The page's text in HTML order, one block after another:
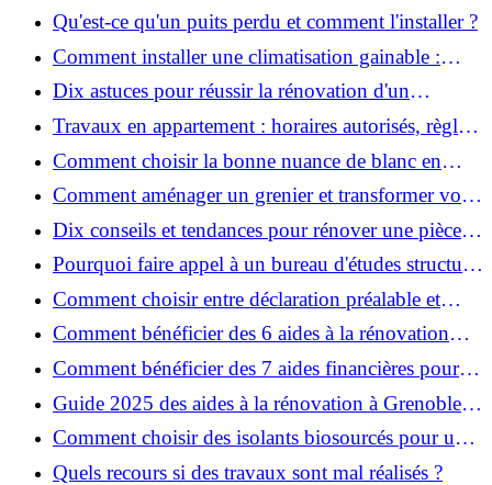
Qu'est-ce qu'un puits perdu et comment l'installer ?
Comment installer une climatisation gainable :
coût, étapes et conseils ?
Dix astuces pour réussir la rénovation d'un
appartement
Travaux en appartement : horaires autorisés, règles
et bonnes pratiques
Comment choisir la bonne nuance de blanc en
décoration et éviter les pièges ?
Comment aménager un grenier et transformer vos
combles en espace habitable ?
Dix conseils et tendances pour rénover une pièce
de la maison
Pourquoi faire appel à un bureau d'études structure
pour garantir la sécurité de vos rénovations ?
Comment choisir entre déclaration préalable et
permis de construire pour vos travaux ?
Comment bénéficier des 6 aides à la rénovation
énergétique à Grenoble ?
Comment bénéficier des 7 aides financières pour la
rénovation énergétique à Voiron ?
Guide 2025 des aides à la rénovation à Grenoble et
Voiron : MaPrimeRénov’, CEE, aides locales
Comment choisir des isolants biosourcés pour une
rénovation écologique ?
Quels recours si des travaux sont mal réalisés ?